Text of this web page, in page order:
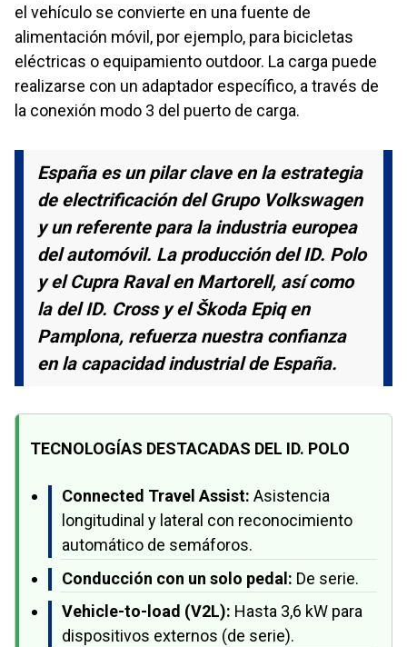
el vehículo se convierte en una fuente de
alimentación móvil, por ejemplo, para bicicletas
eléctricas o equipamiento outdoor. La carga puede
realizarse con un adaptador específico, a través de
la conexión modo 3 del puerto de carga.
España es un pilar clave en la estrategia
de electrificación del Grupo Volkswagen
y un referente para la industria europea
del automóvil. La producción del ID. Polo
y el Cupra Raval en Martorell, así como
la del ID. Cross y el Škoda Epiq en
Pamplona, refuerza nuestra confianza
en la capacidad industrial de España.
TECNOLOGÍAS DESTACADAS DEL ID. POLO
Connected Travel Assist: Asistencia
longitudinal y lateral con reconocimiento
automático de semáforos.
Conducción con un solo pedal: De serie.
Vehicle-to-load (V2L): Hasta 3,6 kW para
dispositivos externos (de serie).